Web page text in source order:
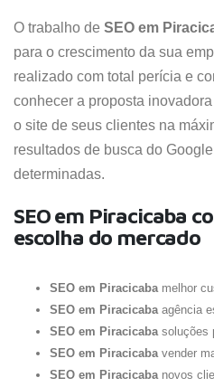
O trabalho de SEO em
para o crescimento da sua
realizado com total perícia e
conhecer a proposta
o site de seus clientes na
resultados de busca do
determinadas.
SEO em Piracicaba
escolha do mercado
SEO em Piracicabamelhor
SEO em Piracicabaagência
SEO em Piracicabasoluções
SEO em Piracicabavender
SEO em Piracicabanovos